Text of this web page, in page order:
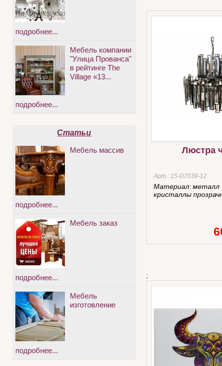
Люстра
Арт.: 15-D7039-12
Материал:металл
кристаллы
;
подробнее...
Мебель компании
"Улица Прованса"
в рейтинге The
Village «13...
подробнее...
Статьи
Мебель массив
подробнее...
Мебель заказ
подробнее...
Мебель
изготовление
подробнее...